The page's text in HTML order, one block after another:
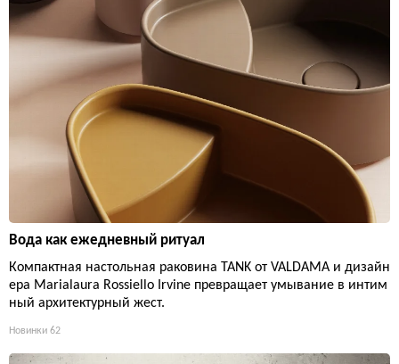
Вода как ежедневный ритуал
Компактная настольная раковина TANK от VALDAMA и дизайн
ера Marialaura Rossiello Irvine превращает умывание в интим
ный архитектурный жест.
Новинки 62